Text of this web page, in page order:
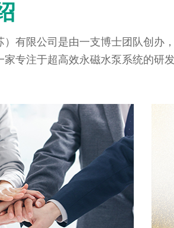
）有限公司是由一支博士团队创办
家专注于超高效永磁水泵系统的研